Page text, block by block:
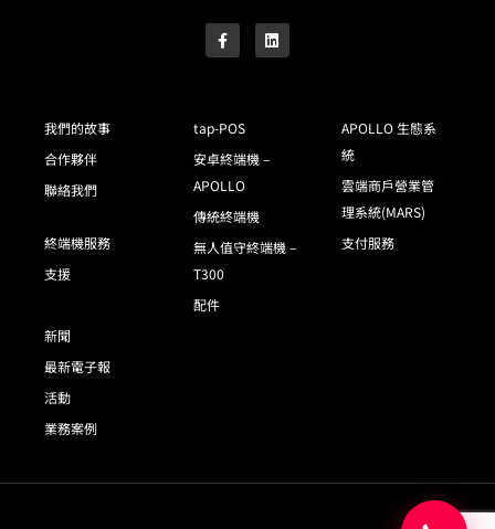
我們的故事
合作夥伴
聯絡我們
終端機服務
支援
tap-POS
安卓終端機 –
APOLLO
傳統終端機
無人值守終端機 –
T300
配件
APOLLO 生態系
統
雲端商戶營業管
理系統(MARS)
支付服務
新聞
最新電子報
活動
業務案例